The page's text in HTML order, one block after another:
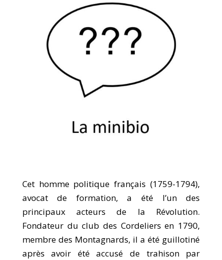
Cet homme politique français (1759-1794),
avocat de formation, a été l’un des
principaux acteurs de la Révolution.
Fondateur du club des Cordeliers en 1790,
membre des Montagnards, il a été guillotiné
après avoir été accusé de trahison par